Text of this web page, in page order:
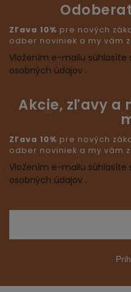
Zľava 10% pre nových
odber noviniek a my vám
Vložením e-mailu súhlasíte
osobných údajov .
Akcie, zľavy a
Zľava 10% pre nových
odber noviniek a my vám
Vložením e-mailu súhlasíte
osobných údajov .